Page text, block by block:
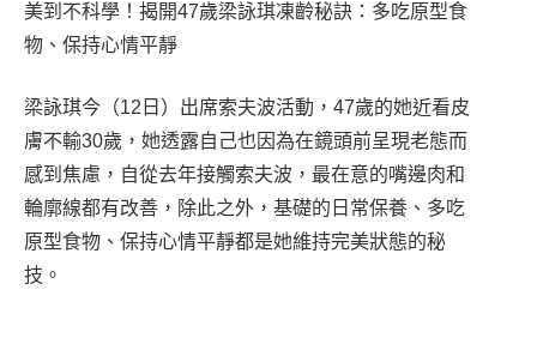
美到不科學！揭開47歲梁詠琪凍齡秘訣：多吃原型食
物、保持心情平靜
梁詠琪今（12日）出席索夫波活動，47歲的她近看皮
膚不輸30歲，她透露自己也因為在鏡頭前呈現老態而
感到焦慮，自從去年接觸索夫波，最在意的嘴邊肉和
輪廓線都有改善，除此之外，基礎的日常保養、多吃
原型食物、保持心情平靜都是她維持完美狀態的秘
技。